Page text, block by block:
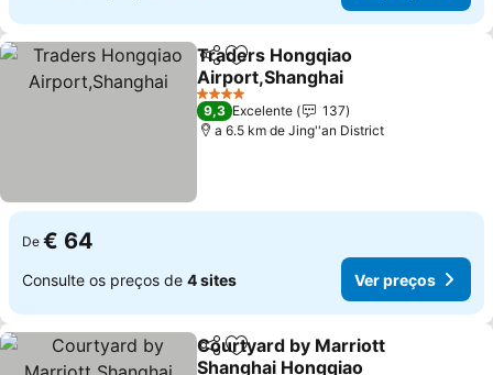
PartilharAdicionar aos favoritos
Traders Hongqiao
Airport,Shanghai
Ver preços
4 Estrelas
9,3 Excelente
137
a 6.5 km de Jing''an District
De € 64
Consulte os preços de 4 sites Ver preços
PartilharAdicionar aos favoritos
Courtyard by Marriott
Shanghai Hongqiao